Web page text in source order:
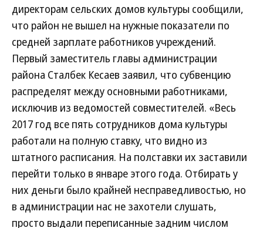
директорам сельских домов культуры сообщили,
что район не вышел на нужные показатели по
средней зарплате работников учреждений.
Первый заместитель главы администрации
района Сталбек Кесаев заявил, что субвенцию
распределят между основными работниками,
исключив из ведомостей совместителей. «Весь
2017 год все пять сотрудников дома культуры
работали на полную ставку, что видно из
штатного расписания. На полставки их заставили
перейти только в январе этого года. Отбирать у
них деньги было крайней несправедливостью, но
в администрации нас не захотели слушать,
просто выдали переписанные задним числом